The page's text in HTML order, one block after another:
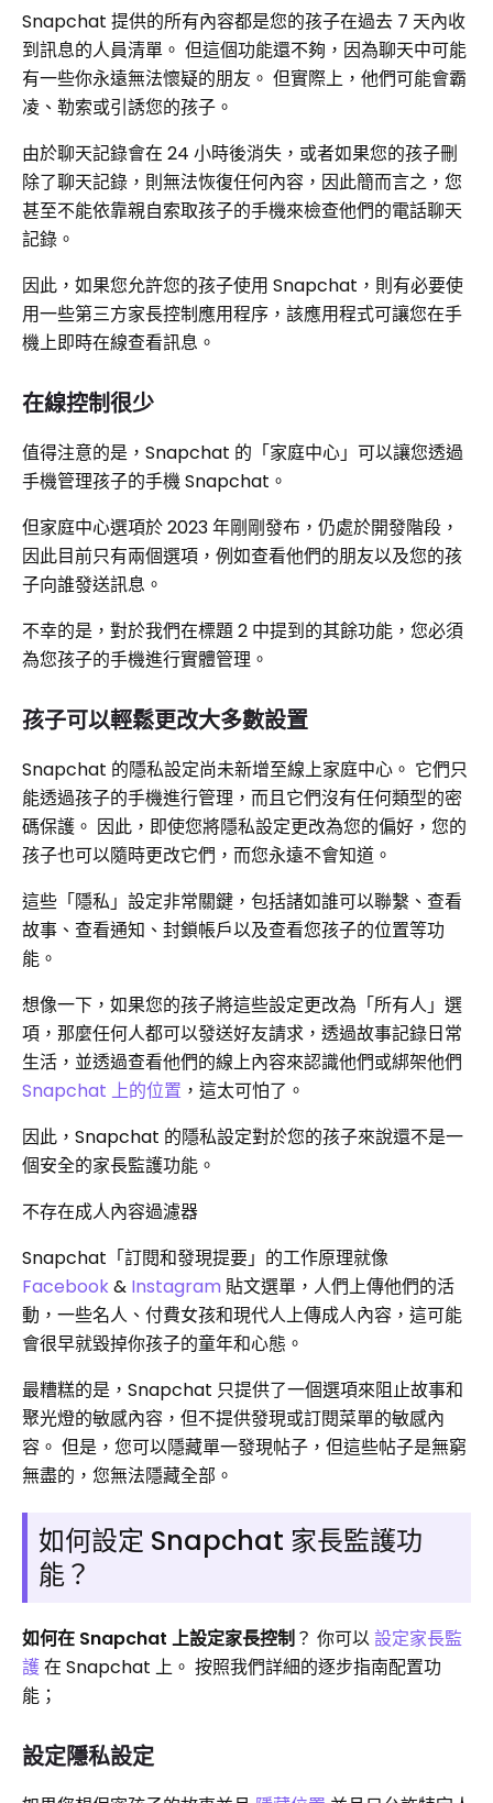
Snapchat 提供的所有內容都是您的孩子在過去 7 天內收
到訊息的人員清單。 但這個功能還不夠，因為聊天中可能
有一些你永遠無法懷疑的朋友。 但實際上，他們可能會霸
凌、勒索或引誘您的孩子。
由於聊天記錄會在 24 小時後消失，或者如果您的孩子刪
除了聊天記錄，則無法恢復任何內容，因此簡而言之，您
甚至不能依靠親自索取孩子的手機來檢查他們的電話聊天
記錄。
因此，如果您允許您的孩子使用 Snapchat，則有必要使
用一些第三方家長控制應用程序，該應用程式可讓您在手
機上即時在線查看訊息。
在線控制很少
值得注意的是，Snapchat 的「家庭中心」可以讓您透過
手機管理孩子的手機 Snapchat。
但家庭中心選項於 2023 年剛剛發布，仍處於開發階段，
因此目前只有兩個選項，例如查看他們的朋友以及您的孩
子向誰發送訊息。
不幸的是，對於我們在標題 2 中提到的其餘功能，您必須
為您孩子的手機進行實體管理。
孩子可以輕鬆更改大多數設置
Snapchat 的隱私設定尚未新增至線上家庭中心。 它們只
能透過孩子的手機進行管理，而且它們沒有任何類型的密
碼保護。 因此，即使您將隱私設定更改為您的偏好，您的
孩子也可以隨時更改它們，而您永遠不會知道。
這些「隱私」設定非常關鍵，包括諸如誰可以聯繫、查看
故事、查看通知、封鎖帳戶以及查看您孩子的位置等功
能。
想像一下，如果您的孩子將這些設定更改為「所有人」選
項，那麼任何人都可以發送好友請求，透過故事記錄日常
生活，並透過查看他們的線上內容來認識他們或綁架他們
Snapchat 上的位置 ，這太可怕了。
因此，Snapchat 的隱私設定對於您的孩子來說還不是一
個安全的家長監護功能。
不存在成人內容過濾器
Snapchat「訂閱和發現提要」的工作原理就像
Facebook& Instagram 貼文選單，人們上傳他們的活
動，一些名人、付費女孩和現代人上傳成人內容，這可能
會很早就毀掉你孩子的童年和心態。
最糟糕的是，Snapchat 只提供了一個選項來阻止故事和
聚光燈的敏感內容，但不提供發現或訂閱菜單的敏感內
容。 但是，您可以隱藏單一發現帖子，但這些帖子是無窮
無盡的，您無法隱藏全部。
如何設定 Snapchat 家長監護功
能？
如何在 Snapchat 上設定家長控制 ？ 你可以設定家長監
護在 Snapchat 上。 按照我們詳細的逐步指南配置功
能；
設定隱私設定